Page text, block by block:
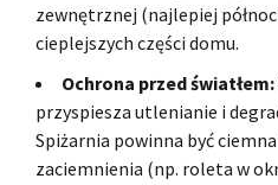
zewnętrznej (najlepiej
cieplejszych części domu.
Ochrona przed światłem:
przyspiesza utlenianie i
Spiżarnia powinna być
zaciemnienia (np. roleta w